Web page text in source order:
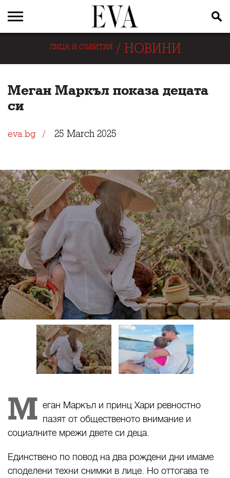
ЛИЦА И СЪБИТИЯ/ НОВИНИ
Меган Маркъл показа децата
си
eva.bg 25 March 2025
М еган Маркъл и принц Хари ревностно
пазят от общественото внимание и
социалните мрежи двете си деца.
Единствено по повод на два рождени дни имаме
споделени техни снимки в лице. Но оттогава те